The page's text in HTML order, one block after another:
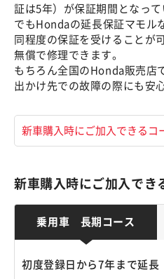
証は5年）が保証期間となって
でもHondaの延長保証マモル
同程度の保証を受けることが
無償で修理できます。
もちろん全国のHonda販売店
出かけ先での故障の際にも安
新車購入時にご加入でき
乗用車 長期コース
初度登録日から7年まで延長